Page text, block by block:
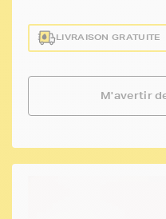
LIVRAISON GRATUITE
M'avertir